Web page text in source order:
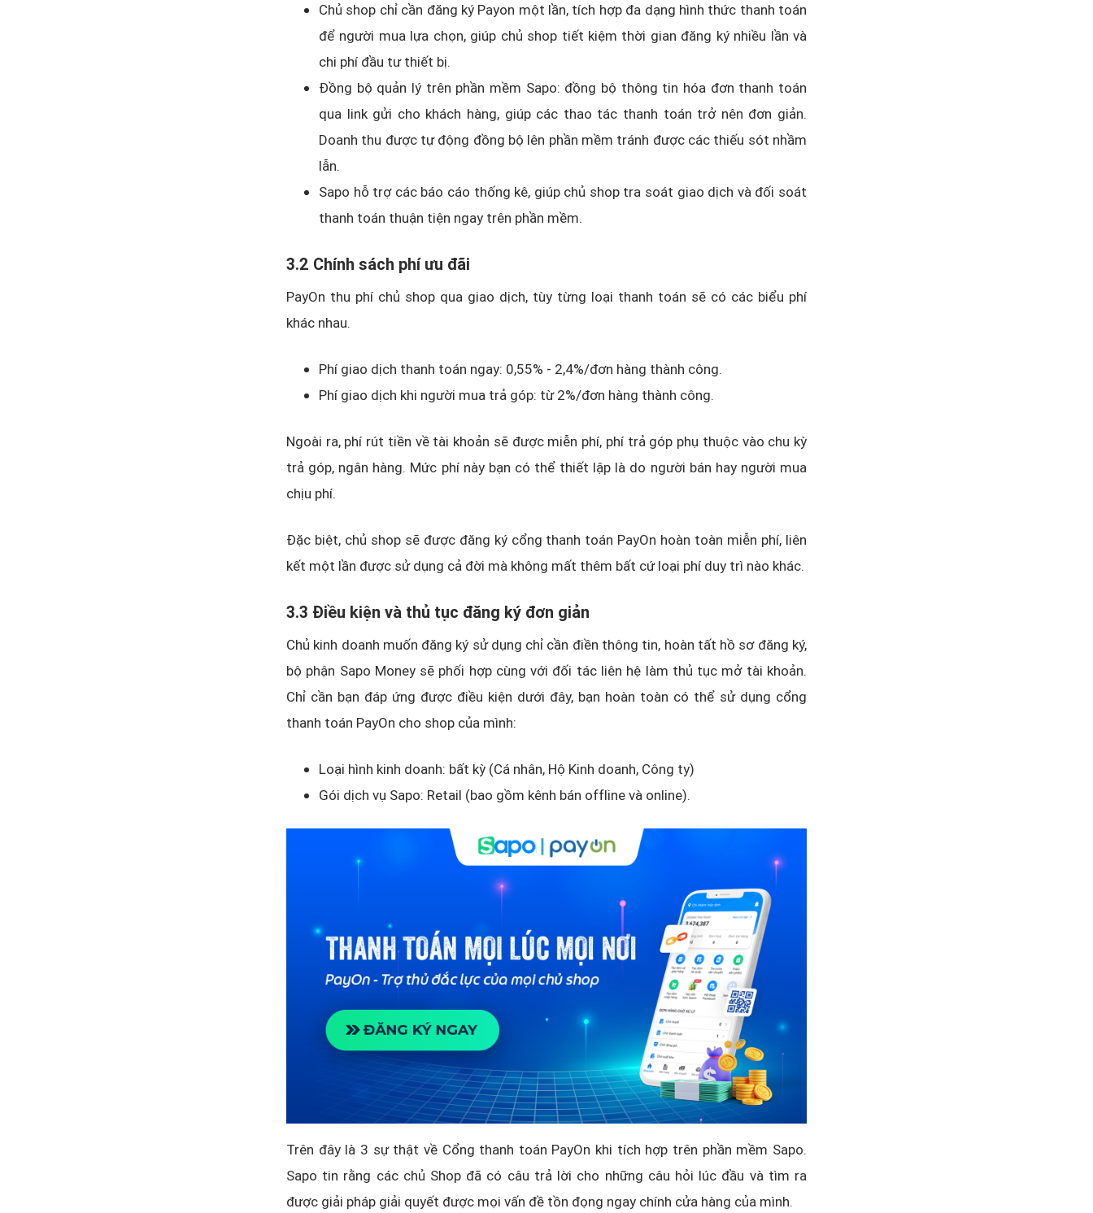
Chủ shop chỉ cần đăng ký Payon một lần, tích hợp đa dạng hình thức thanh toán
để người mua lựa chọn, giúp chủ shop tiết kiệm thời gian đăng ký nhiều lần và
chi phí đầu tư thiết bị.
Đồng bộ quản lý trên phần mềm Sapo: đồng bộ thông tin hóa đơn thanh toán
qua link gửi cho khách hàng, giúp các thao tác thanh toán trở nên đơn giản.
Doanh thu được tự động đồng bộ lên phần mềm tránh được các thiếu sót nhầm
lẫn.
Sapo hỗ trợ các báo cáo thống kê, giúp chủ shop tra soát giao dịch và đối soát
thanh toán thuận tiện ngay trên phần mềm.
3.2 Chính sách phí ưu đãi
PayOn thu phí chủ shop qua giao dịch, tùy từng loại thanh toán sẽ có các biểu phí
khác nhau.
Phí giao dịch thanh toán ngay: 0,55% - 2,4%/đơn hàng thành công.
Phí giao dịch khi người mua trả góp: từ 2%/đơn hàng thành công.
Ngoài ra, phí rút tiền về tài khoản sẽ được miễn phí, phí trả góp phụ thuộc vào chu kỳ
trả góp, ngân hàng. Mức phí này bạn có thể thiết lập là do người bán hay người mua
chịu phí.
Đặc biệt, chủ shop sẽ được đăng ký cổng thanh toán PayOn hoàn toàn miễn phí, liên
kết một lần được sử dụng cả đời mà không mất thêm bất cứ loại phí duy trì nào khác.
3.3 Điều kiện và thủ tục đăng ký đơn giản
Chủ kinh doanh muốn đăng ký sử dụng chỉ cần điền thông tin, hoàn tất hồ sơ đăng ký,
bộ phận Sapo Money sẽ phối hợp cùng với đối tác liên hệ làm thủ tục mở tài khoản.
Chỉ cần bạn đáp ứng được điều kiện dưới đây, bạn hoàn toàn có thể sử dụng cổng
thanh toán PayOn cho shop của mình:
Loại hình kinh doanh: bất kỳ (Cá nhân, Hộ Kinh doanh, Công ty)
Gói dịch vụ Sapo: Retail (bao gồm kênh bán offline và online).
Trên đây là 3 sự thật về Cổng thanh toán PayOn khi tích hợp trên phần mềm Sapo.
Sapo tin rằng các chủ Shop đã có câu trả lời cho những câu hỏi lúc đầu và tìm ra
được giải pháp giải quyết được mọi vấn đề tồn đọng ngay chính cửa hàng của mình.